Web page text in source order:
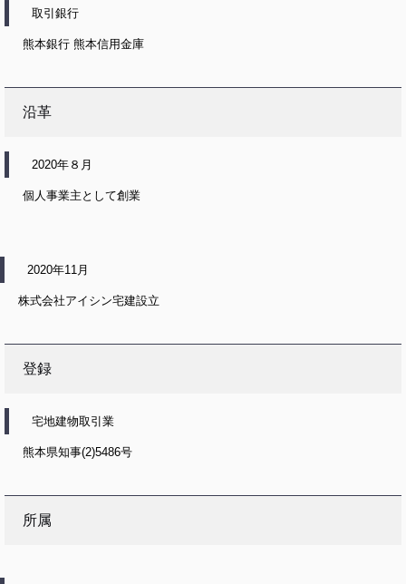
取引銀行
熊本銀行 熊本信用金庫
沿革
2020年８月
個人事業主として創業
2020年11月
株式会社アイシン宅建設立
登録
宅地建物取引業
熊本県知事(2)5486号
所属